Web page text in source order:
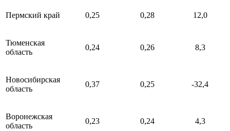
Пермский край 0,25 0,28 12,0
Тюменская
область
0,24 0,26 8,3
Новосибирская
область
0,37 0,25 -32,4
Воронежская
область
0,23 0,24 4,3